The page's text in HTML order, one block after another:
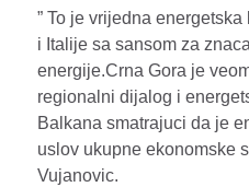
” To je vrijedna
i Italije sa sansom za
energije.Crna Gora je
regionalni dijalog i
Balkana smatrajuci da je
uslov ukupne ekonomske
Vujanovic.